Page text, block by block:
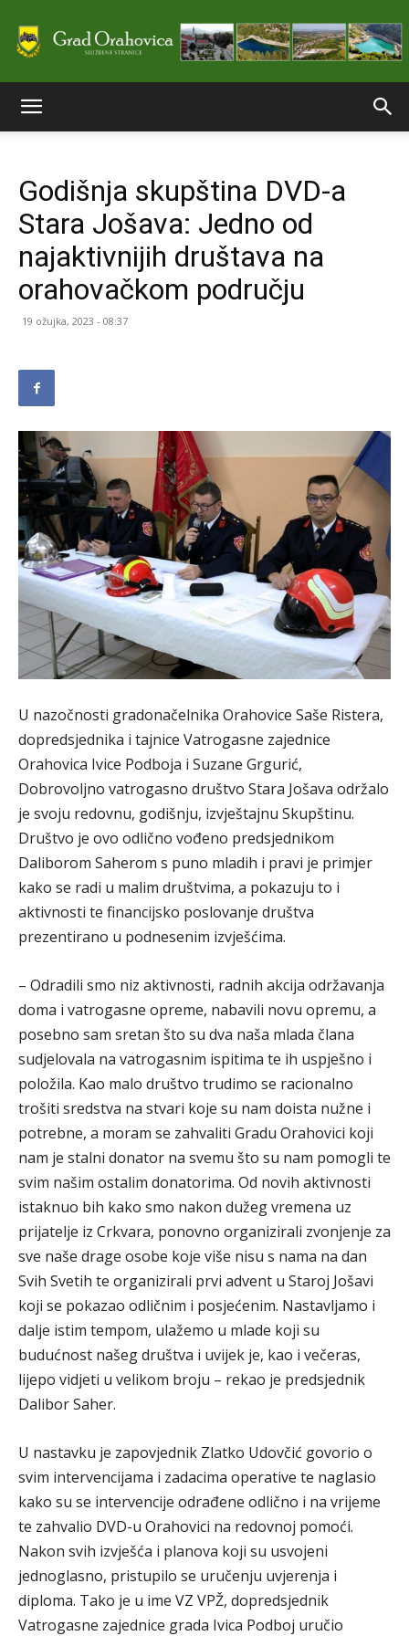
stranice
Grada
Godišnja skupština DVD-a
Stara Jošava: Jedno od
najaktivnijih društava na
orahovačkom području
19 ožujka, 2023 - 08:37
U nazočnosti gradonačelnika Orahovice Saše Ristera,
dopredsjednika i tajnice Vatrogasne zajednice
Orahovica Ivice Podboja i Suzane Grgurić,
Dobrovoljno vatrogasno društvo Stara Jošava održalo
je svoju redovnu, godišnju, izvještajnu Skupštinu.
Društvo je ovo odlično vođeno predsjednikom
Daliborom Saherom s puno mladih i pravi je primjer
kako se radi u malim društvima, a pokazuju to i
aktivnosti te financijsko poslovanje društva
prezentirano u podnesenim izvješćima.
– Odradili smo niz aktivnosti, radnih akcija održavanja
doma i vatrogasne opreme, nabavili novu opremu, a
posebno sam sretan što su dva naša mlada člana
sudjelovala na vatrogasnim ispitima te ih uspješno i
položila. Kao malo društvo trudimo se racionalno
trošiti sredstva na stvari koje su nam doista nužne i
potrebne, a moram se zahvaliti Gradu Orahovici koji
nam je stalni donator na svemu što su nam pomogli te
svim našim ostalim donatorima. Od novih aktivnosti
istaknuo bih kako smo nakon dužeg vremena uz
prijatelje iz Crkvara, ponovno organizirali zvonjenje za
sve naše drage osobe koje više nisu s nama na dan
Svih Svetih te organizirali prvi advent u Staroj Jošavi
koji se pokazao odličnim i posjećenim. Nastavljamo i
dalje istim tempom, ulažemo u mlade koji su
budućnost našeg društva i uvijek je, kao i večeras,
lijepo vidjeti u velikom broju – rekao je predsjednik
Dalibor Saher.
U nastavku je zapovjednik Zlatko Udovčić govorio o
svim intervencijama i zadacima operative te naglasio
kako su se intervencije odrađene odlično i na vrijeme
te zahvalio DVD-u Orahovici na redovnoj pomoći.
Nakon svih izvješća i planova koji su usvojeni
jednoglasno, pristupilo se uručenju uvjerenja i
diploma. Tako je u ime VZ VPŽ, dopredsjednik
Vatrogasne zajednice grada Ivica Podboj uručio